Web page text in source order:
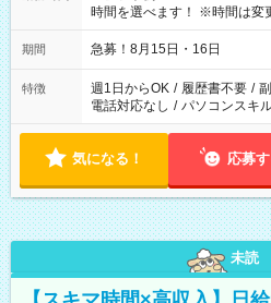
時間を選べます！ ※時間は変
期間 急募！8月15日・16日
特徴 週1日からOK / 履歴書不要 /
電話対応なし / パソコンスキ
気になる！ 応募
未読